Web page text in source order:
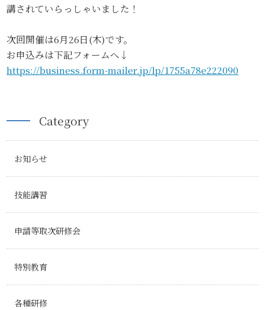
講されていらっしゃいました！
次回開催は6月26日(木)です。
お申込みは下記フォームへ↓
https://business.form-mailer.jp/lp/1755a78e222090
Category
お知らせ
技能講習
申請等取次研修会
特別教育
各種研修